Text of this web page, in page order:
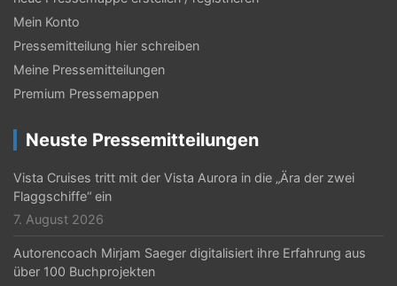
Mein Konto
Pressemitteilung hier schreiben
Meine Pressemitteilungen
Premium Pressemappen
Neuste Pressemitteilungen
Vista Cruises tritt mit der Vista Aurora in die „Ära der zwei
Flaggschiffe“ ein
7. August 2026
Autorencoach Mirjam Saeger digitalisiert ihre Erfahrung aus
über 100 Buchprojekten